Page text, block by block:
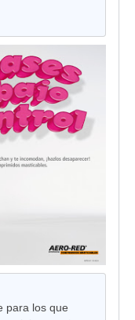
para los que